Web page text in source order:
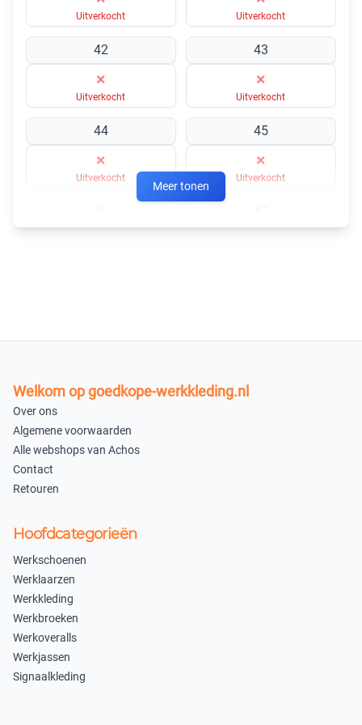
materiaal: Vollrindleder
Kenmerken: Doorloop vlak bescherming
Upper: volledig lederen
Uitverkocht Uitverkocht
42
×
Uitverkocht
43
×
Uitverkocht
44
×
Uitverkocht
45
×
Uitverkocht
Meer tonen
Welkom op goedkope-werkkleding.nl
Over ons
Algemene voorwaarden
Alle webshops van Achos
Contact
Retouren
Hoofdcategorieën
Werkschoenen
Werklaarzen
Werkkleding
Werkbroeken
Werkoveralls
Werkjassen
Signaalkleding